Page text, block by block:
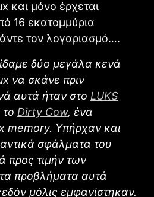
και μόνο έρχεται
16 εκατομμύρια
τον λογαριασμό….
δύο μεγάλα κενά
να σκάνε πριν
αυτά ήταν στο LUKS
Dirty Cow, ένα
memory. Υπήρχαν και
σφάλματα του
προς τιμήν των
προβλήματα αυτά
μόλις εμφανίστηκαν.